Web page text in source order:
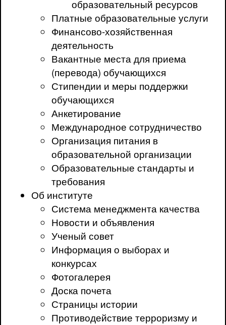
образовательный ресурсов
Платные образовательные услуги
Финансово-хозяйственная
деятельность
Вакантные места для приема
(перевода) обучающихся
Стипендии и меры поддержки
обучающихся
Анкетирование
Международное сотрудничество
Организация питания в
образовательной организации
Образовательные стандарты и
требования
Об институте
Система менеджмента качества
Новости и объявления
Ученый совет
Информация о выборах и
конкурсах
Фотогалерея
Доска почета
Страницы истории
Противодействие терроризму и